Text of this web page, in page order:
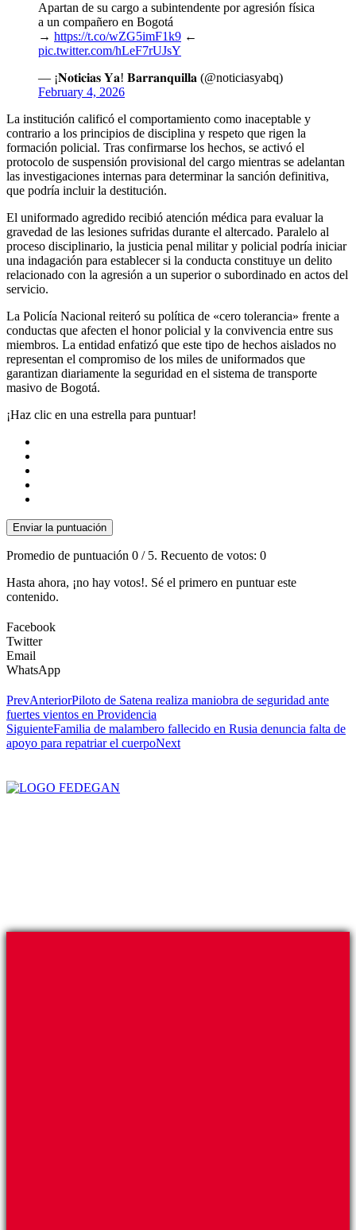
Apartan de su cargo a subintendente por agresión física
a un compañero en Bogotá
→ https://t.co/wZG5imF1k9 ←
pic.twitter.com/hLeF7rUJsY
— ¡𝐍𝐨𝐭𝐢𝐜𝐢𝐚𝐬 𝐘𝐚! 𝐁𝐚𝐫𝐫𝐚𝐧𝐪𝐮𝐢𝐥𝐥𝐚 (@noticiasyabq)
February 4, 2026
La institución calificó el comportamiento como inaceptable y
contrario a los principios de disciplina y respeto que rigen la
formación policial. Tras confirmarse los hechos, se activó el
protocolo de suspensión provisional del cargo mientras se adelantan
las investigaciones internas para determinar la sanción definitiva,
que podría incluir la destitución.
El uniformado agredido recibió atención médica para evaluar la
gravedad de las lesiones sufridas durante el altercado. Paralelo al
proceso disciplinario, la justicia penal militar y policial podría iniciar
una indagación para establecer si la conducta constituye un delito
relacionado con la agresión a un superior o subordinado en actos del
servicio.
La Policía Nacional reiteró su política de «cero tolerancia» frente a
conductas que afecten el honor policial y la convivencia entre sus
miembros. La entidad enfatizó que este tipo de hechos aislados no
representan el compromiso de los miles de uniformados que
garantizan diariamente la seguridad en el sistema de transporte
masivo de Bogotá.
¡Haz clic en una estrella para puntuar!
Enviar la puntuación
Promedio de puntuación 0 / 5. Recuento de votos: 0
Hasta ahora, ¡no hay votos!. Sé el primero en puntuar este
contenido.
Facebook
Twitter
Email
WhatsApp
PrevAnteriorPiloto de Satena realiza maniobra de seguridad ante
fuertes vientos en Providencia
SiguienteFamilia de malambero fallecido en Rusia denuncia falta de
apoyo para repatriar el cuerpoNext